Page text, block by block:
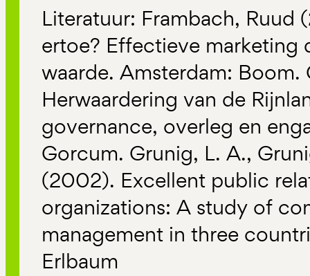
Literatuur: Frambach, Ruud
ertoe? Effectieve marketing
waarde. Amsterdam:
Herwaardering van de
governance, overleg en
Gorcum. Grunig, L. A.,
(2002). Excellent public
organizations: A study of
management in three
Erlbaum